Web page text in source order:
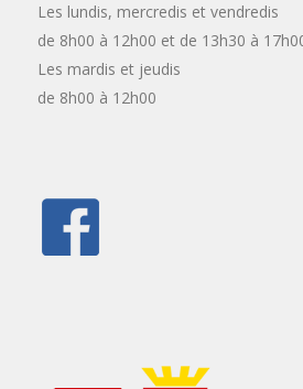
Les lundis, mercredis et vendredis
de 8h00 à 12h00 et de 13h30 à
Les mardis et jeudis
de 8h00 à 12h00